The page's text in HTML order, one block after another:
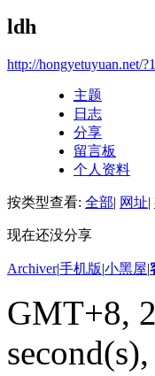
ldh
http://hongyetuyuan.net/
主题
日志
分享
留言板
个人资料
按类型查看: 全部| 网址|
现在还没分享
Archiver|手机版|小黑屋|
GMT+8,